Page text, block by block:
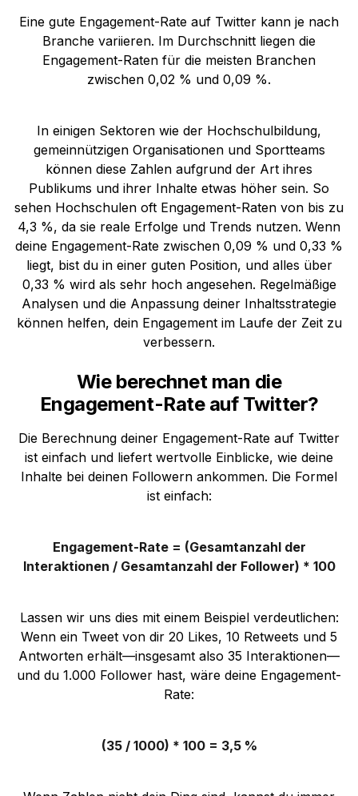
Eine gute Engagement-Rate auf Twitter kann je nach
Branche variieren. Im Durchschnitt liegen die
Engagement-Raten für die meisten Branchen
zwischen 0,02 % und 0,09 %.
In einigen Sektoren wie der Hochschulbildung,
gemeinnützigen Organisationen und Sportteams
können diese Zahlen aufgrund der Art ihres
Publikums und ihrer Inhalte etwas höher sein. So
sehen Hochschulen oft Engagement-Raten von bis zu
4,3 %, da sie reale Erfolge und Trends nutzen. Wenn
deine Engagement-Rate zwischen 0,09 % und 0,33 %
liegt, bist du in einer guten Position, und alles über
0,33 % wird als sehr hoch angesehen. Regelmäßige
Analysen und die Anpassung deiner Inhaltsstrategie
können helfen, dein Engagement im Laufe der Zeit zu
verbessern.
Wie berechnet man die
Engagement-Rate auf Twitter?
Die Berechnung deiner Engagement-Rate auf Twitter
ist einfach und liefert wertvolle Einblicke, wie deine
Inhalte bei deinen Followern ankommen. Die Formel
ist einfach:
Engagement-Rate = (Gesamtanzahl der
Interaktionen / Gesamtanzahl der Follower) * 100
Lassen wir uns dies mit einem Beispiel verdeutlichen:
Wenn ein Tweet von dir 20 Likes, 10 Retweets und 5
Antworten erhält—insgesamt also 35 Interaktionen—
und du 1.000 Follower hast, wäre deine Engagement-
Rate:
(35 / 1000) * 100 = 3,5 %